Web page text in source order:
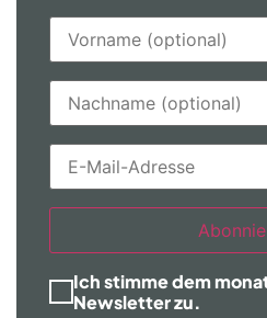
Ich stimme dem
Newsletter zu.